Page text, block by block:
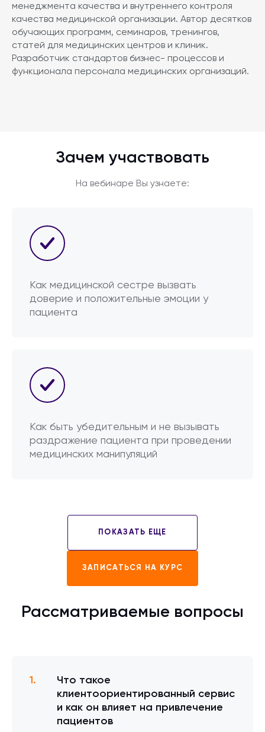
менеджмента качества и внутреннего контроля
качества медицинской организации. Автор десятков
обучающих программ, семинаров, тренингов,
статей для медицинских центров и клиник.
Разработчик стандартов бизнес- процессов и
функционала персонала медицинских организаций.
Зачем участвовать
На вебинаре Вы узнаете:
Как медицинской сестре вызвать
доверие и положительные эмоции у
пациента
Как быть убедительным и не вызывать
раздражение пациента при проведении
медицинских манипуляций
ПОКАЗАТЬ ЕЩЕ
ЗАПИСАТЬСЯ НА КУРС
Рассматриваемые вопросы
Что такое
клиентоориентированный сервис
и как он влияет на привлечение
пациентов